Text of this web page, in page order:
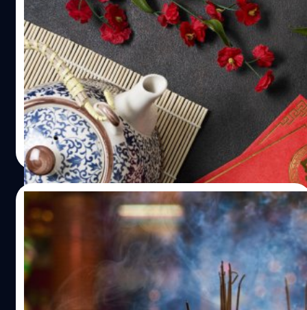
N509FZ / Wikimedia Commons
ปอกเปลือกดูประโยชน์ 5 ผลไม้ตรุษจีน ไหว้ก็
เฮง กินก็เฮลตี้
ในช่วงตรุษจีนหลายครอบครัวต้องไปจ่ายตลาดเพื่อซื้อ
วัตถุดิบเตรียมไว้สำหรับไหว้เทพเจ้าและบรรพบุรุษ และสิ่งที่
ขาดไม่ได้เลยในเทศกาลนี้ คือ ผลไม้ ซึ่งผลไม้ตรุษจีนก็มีหลาย
ชนิดและเชื่อกันว่ากินแล้วจะเฮง ส่วนจะเฮงจริงไหมก็ต้องรอดู
แต่ที่แน่ ๆ กินแล้วสุขภาพดีแน่นอน เพราะผลไม้เหล่านี้มีสาร
อาหารจำเป็นที่ร่างกายขาดไม่ได้หลายชนิด บทความนี้เลยจะ
ชวนคุณมาปอกเปลือก 5 ผลไม้มงคลช่วงตรุษจีนเพื่อดู
ประโยชน์ต่อสุขภาพที่มาพร้อมกับความเชื่อกัน 5 ผลไม้ตรุษ
จีนกับประโยชน์ต่อสุขภาพ แค่เลขก็มงคลแล้ว ส่วนใหญ่ในช่วง
ตรุษจีนมักจะไหว้ผลไม้เป็นเลขคี่ ซึ่งเราก็จัดมาให้ถึง 5 ชนิด
เลยทีเดียว 1. ส้มสีทอง ส้มสีทองหมายถึงความสุข ความโชคดี
และโชคลาภ ซึ่งเรารู้กันดีว่าส้มมีประโยชน์ต่อสุขภาพ โดยสาร
อาหารที่น่าสนใจในส้มก็ต้องเป็น วิตามินซีหรือกรดแอสคอร์
บิก (Ascorbic Acid) วิตามินซีเป็นสารต้านอนุมูลอิสระ ช่วยลด
การอักเสบของเซลล์ภายในร่างกาย หากเราได้รับวิตามินซีใน
ภูษิต เรืองอุดมกิจ| 1299 days ago
Read More
17/01/2023
สุดช็อก! ‘สูดดมควันธูป’ เสี่ยงปัญหาสุขภาพ
และมะเร็งไม่ต่างจากบุหรี่
ธูป เครื่องมือสื่อสารทางจิตวิญญาณและความเชื่อที่ฝังอยู่ใน
วิถีชีวิตของคนไทยและชาวเอเชียมาอย่างยาวนาน ไม่ว่าจะพิธี